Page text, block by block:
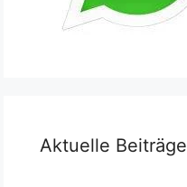
Aktuelle Beiträge